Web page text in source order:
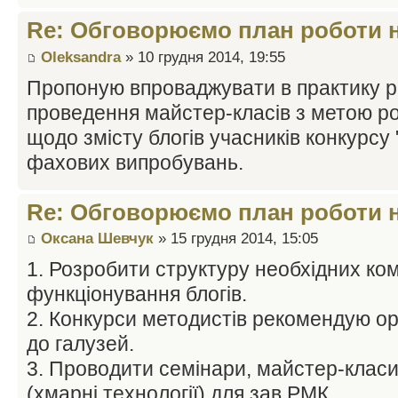
Re: Обговорюємо план роботи
Oleksandra» 10 грудня 2014, 19:55
Пропоную впроваджувати в практику
проведення майстер-класів з метою
щодо змісту блогів учасників
фахових випробувань.
Re: Обговорюємо план роботи
Оксана Шевчук » 15 грудня 2014, 15:05
1. Розробити структуру необхідних
функціонування блогів.
2. Конкурси методистів рекомендую
до галузей.
3. Проводити семінари, майстер-